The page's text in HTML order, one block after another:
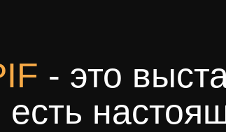
- это
есть